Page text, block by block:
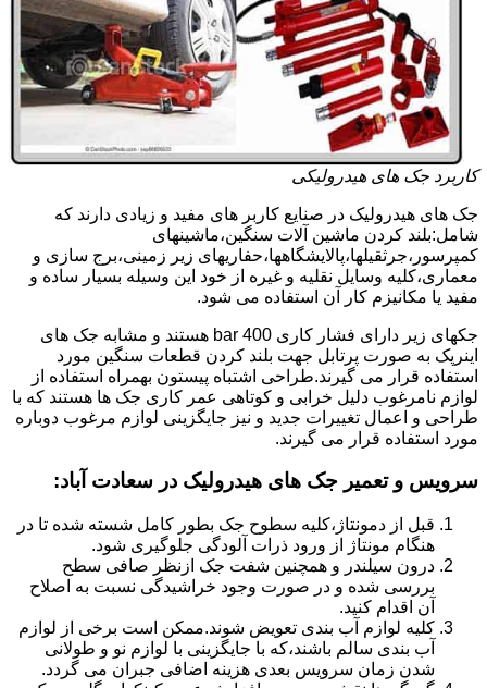
کاربرد جک های هیدرولیکی
جک های هیدرولیک در صنایع کاربر های مفید و زیادی دارند که
شامل:بلند کردن ماشین آلات سنگین،ماشینهای
کمپرسور،جرثقیلها،پالایشگاهها،حفاریهای زیر زمینی،برج سازی و
معماری،کلیه وسایل نقلیه و غیره از خود این وسیله بسیار ساده و
مفید یا مکانیزم کار آن استفاده می شود.
جکهای زیر دارای فشار کاری 400 bar هستند و مشابه جک های
اینرپک به صورت پرتابل جهت بلند کردن قطعات سنگین مورد
استفاده قرار می گیرند.طراحی اشتباه پیستون بهمراه استفاده از
لوازم نامرغوب دلیل خرابی و کوتاهی عمر کاری جک ها هستند که با
طراحی و اعمال تغییرات جدید و نیز جایگزینی لوازم مرغوب دوباره
مورد استفاده قرار می گیرند.
سرویس و تعمیر جک های هیدرولیک در سعادت آباد:
قبل از دمونتاژ،کلیه سطوح جک بطور کامل شسته شده تا در
هنگام مونتاژ از ورود ذرات آلودگی جلوگیری شود.
درون سیلندر و همچنین شفت جک ازنظر صافی سطح
بررسی شده و در صورت وجود خراشیدگی نسبت به اصلاح
آن اقدام کنید.
کلیه لوازم آب بندی تعویض شوند.ممکن است برخی از لوازم
آب بندی سالم باشند،که با جایگزینی با لوازم نو و طولانی
شدن زمان سرویس بعدی هزینه اضافی جبران می گردد.